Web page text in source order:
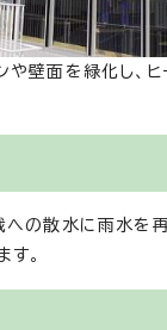
壁面を緑化し、ヒ
への散水に雨水を再
。